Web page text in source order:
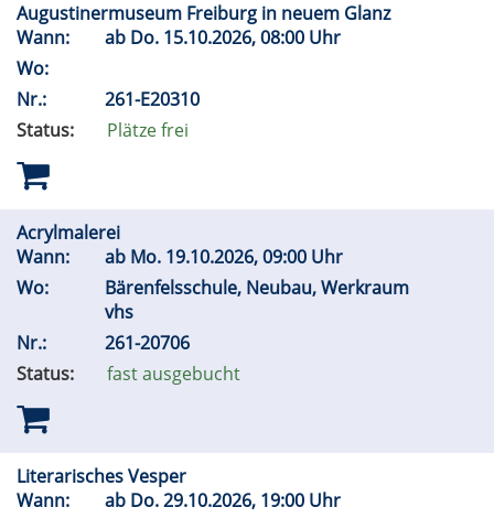
Augustinermuseum Freiburg in neuem Glanz
Wann:
ab Do. 15.10.2026, 08:00 Uhr
Wo:
Nr.:
261-E20310
Status:
Plätze frei
Acrylmalerei
Wann:
ab Mo. 19.10.2026, 09:00 Uhr
Wo:
Bärenfelsschule, Neubau, Werkraum
vhs
Nr.:
261-20706
Status:
fast ausgebucht
Literarisches Vesper
Wann:
ab Do.29.10.2026, 19:00 Uhr